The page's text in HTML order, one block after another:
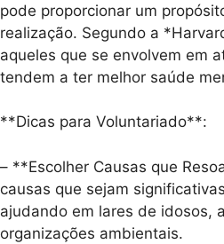
pode proporcionar um
realização. Segundo a
aqueles que se envolvem em
tendem a ter melhor saúde
**Dicas para Voluntariado**:
– **Escolher Causas que
causas que sejam
ajudando em lares de idosos,
organizações ambientais.